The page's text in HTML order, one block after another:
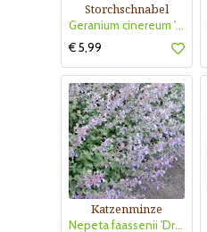
Storchschnabel
Geranium cinereum 'Giuseppii'
€ 5,99
Katzenminze
Nepeta faassenii 'Dropmore'